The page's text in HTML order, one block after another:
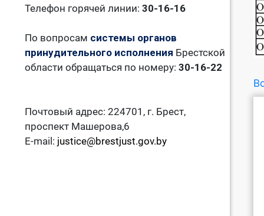
Телефон горячей линии: 30-16-16
По вопросам системы органов
принудительного исполнения Брестской
области обращаться по номеру: 30-16-22
Почтовый адрес: 224701, г. Брест,
проспект Машерова,6
E-mail: justice@brestjust.gov.by